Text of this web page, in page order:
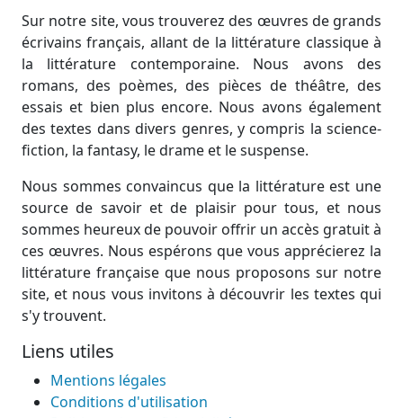
Sur notre site, vous trouverez des œuvres de grands
écrivains français, allant de la littérature classique à
la littérature contemporaine. Nous avons des
romans, des poèmes, des pièces de théâtre, des
essais et bien plus encore. Nous avons également
des textes dans divers genres, y compris la science-
fiction, la fantasy, le drame et le suspense.
Nous sommes convaincus que la littérature est une
source de savoir et de plaisir pour tous, et nous
sommes heureux de pouvoir offrir un accès gratuit à
ces œuvres. Nous espérons que vous apprécierez la
littérature française que nous proposons sur notre
site, et nous vous invitons à découvrir les textes qui
s'y trouvent.
Liens utiles
Mentions légales
Conditions d'utilisation